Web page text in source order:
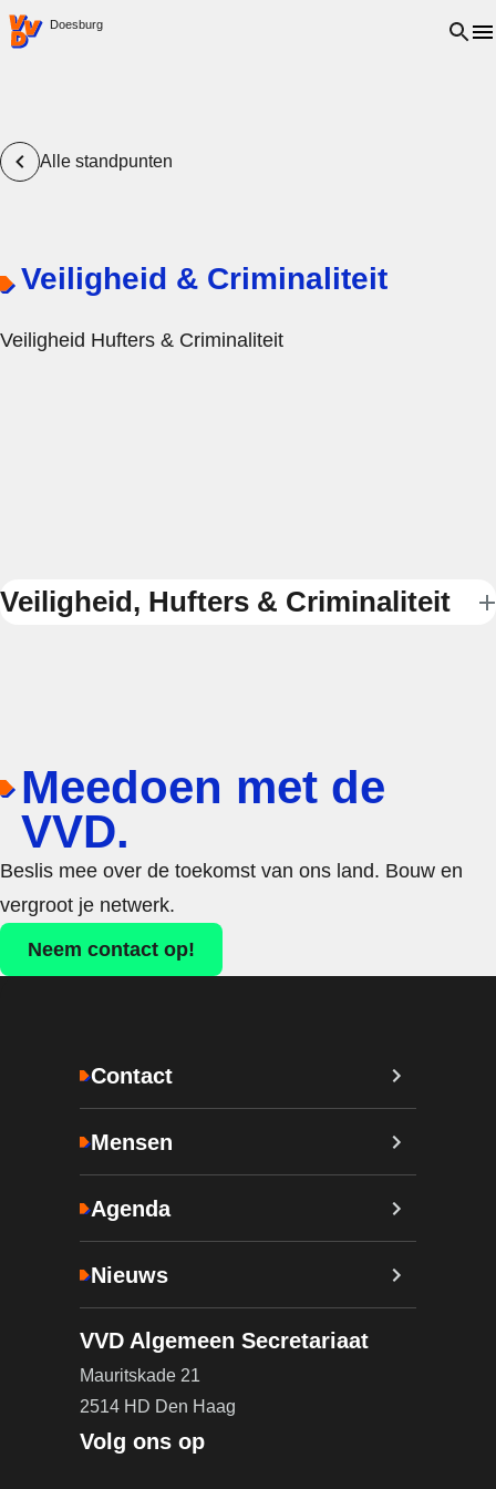
VVD.nl - Ga naar de homepage
Doesburg Open
Alle standpunten
Veiligheid & Criminaliteit
Veiligheid Hufters & Criminaliteit
Veiligheid, Hufters & Criminaliteit
Meedoen met de
VVD.
Beslis mee over de toekomst van ons land. Bouw en
vergroot je netwerk.
Neem contact op!
Contact
Mensen
Agenda
Nieuws
VVD Algemeen Secretariaat
Mauritskade 21
2514 HD Den Haag
Volg ons op